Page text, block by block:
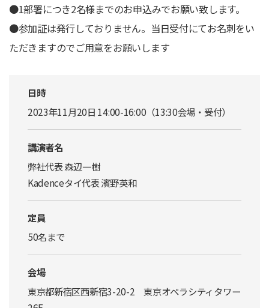
●1部署につき2名様までのお申込みでお願い致します。
●参加証は発行しておりません。当日受付にてお名刺をい
ただきますのでご用意をお願いします
日時
2023年11月20日 14:00-16:00（13:30会場・受付）
講演者名
弊社代表 森辺一樹
Kadenceタイ代表 濱野英和
定員
50名まで
会場
東京都新宿区西新宿3-20-2 東京オペラシティタワー